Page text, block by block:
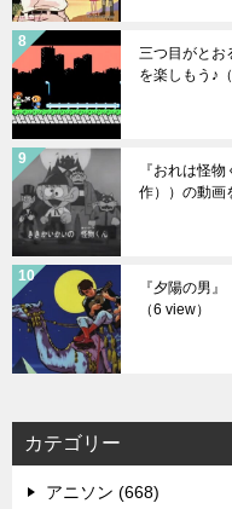
三つ目がとお
を楽しもう♪
『おれは怪
作））の動画
『夕陽の男
（6 view）
カテゴリー
アニソン (668)